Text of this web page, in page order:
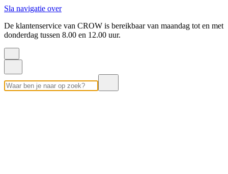
Sla navigatie over
De klantenservice van CROW is bereikbaar van maandag tot en met
donderdag tussen 8.00 en 12.00 uur.